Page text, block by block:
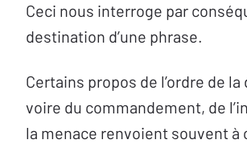
Ceci nous interroge par
destination d’une phrase.
Certains propos de l’ordre de la
voire du commandement, de
la menace renvoient souvent à